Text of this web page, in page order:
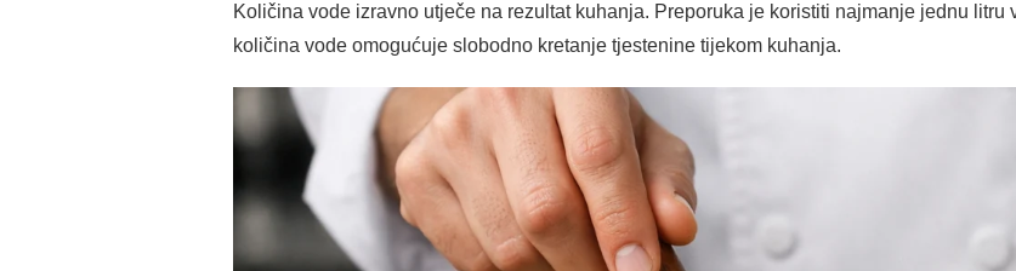
Količina vode izravno utječe na rezultat kuhanja. Preporuka je koristiti najmanje jednu litru
količina vode omogućuje slobodno kretanje tjestenine tijekom kuhanja.